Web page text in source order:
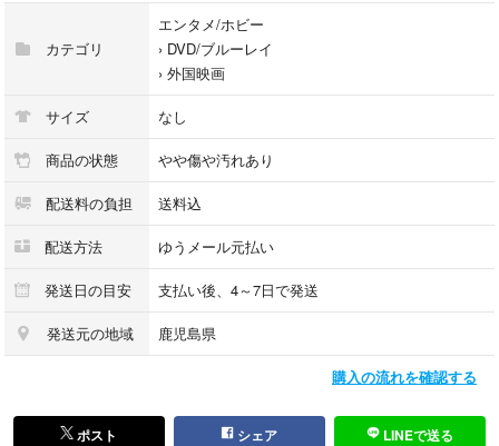
●レンタル落ちの商品につきバーコードやシールが付着している物があり
ます
●写真は現物です。歌詞カード等の付属品は画像にて確認お願い致します
●商品でケースが破損している場合は、予備がある時のみレンタル中古ケ
●ゆうメール元払いで発送します、追跡番号はありません
●土日祝日は定休日の為、平日の発送になりますので到着迄、日数を要す
る場合がございます
●ゆうメール便は土日の配達はしていません
●発送日の目安は4～7日で設定してますが、祝日の関係で発送期限に間に
合わない場合がございます
●古物商許可 東京都公安委員会 第305550208065号
カテゴリ
エンタメ/ホビー
› DVD/ブルーレイ
› 外国映画
サイズ なし
商品の状態 やや傷や汚れあり
配送料の負担 送料込
配送方法 ゆうメール元払い
発送日の目安 支払い後、4～7日で発送
発送元の地域 鹿児島県
購入の流れを確認する
ポスト シェア LINEで送る